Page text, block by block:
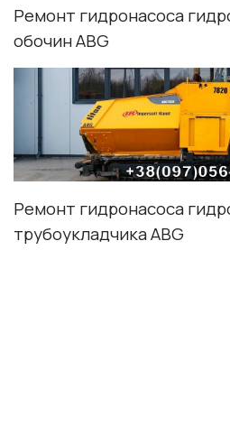
Ремонт гидронасоса
обочин ABG
Ремонт гидронасоса
трубоукладчика ABG